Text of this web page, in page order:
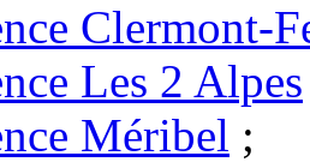
Clermont-
Les 2 Alpes
Méribel ;